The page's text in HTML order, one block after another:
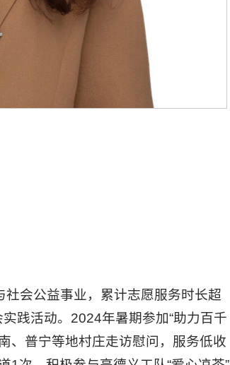
会公益事业，累计志愿服务时长超
践活动。2024年暑期参加“助力百千
、普宁等地村庄走访慰问，服务低收